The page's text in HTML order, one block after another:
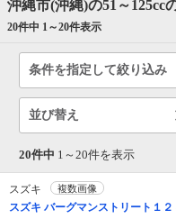
沖縄市(沖縄)の51～125cc
20件中 1～20件表示
条件を指定して絞り込み
並び替え
20件中 1～ 20件を表示
スズキ 複数画像
スズキ バーグマンストリート１２